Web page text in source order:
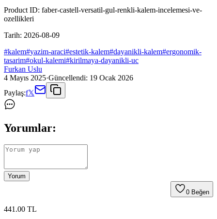
Product ID: faber-castell-versatil-gul-renkli-kalem-incelemesi-ve-
ozellikleri
Tarih: 2026-08-09
#kalem#yazim-araci#estetik-kalem#dayanikli-kalem#ergonomik-
tasarim#okul-kalemi#kirilmaya-dayanikli-uc
Furkan Uslu
4 Mayıs 2025·Güncellendi: 19 Ocak 2026
Paylaş:f𝕏
Yorumlar:
Yorum
0 Beğen
441 .00 TL